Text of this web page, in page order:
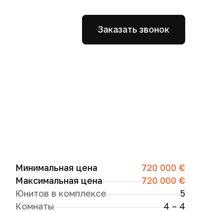
Заказать звонок
Минимальная цена
720 000 €
Максимальная цена
720 000 €
Юнитов в комплексе
5
Комнаты
4 – 4